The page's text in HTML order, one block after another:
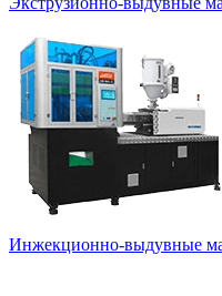
Инжекционно-выдувные